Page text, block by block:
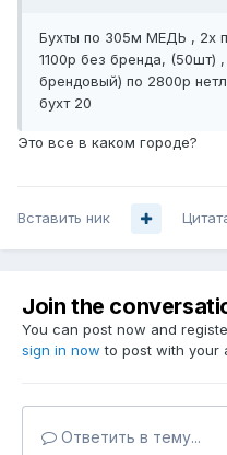
Бухты по 305м МЕДЬ , 2х
1100р без бренда, (50шт)
брендовый) по 2800р
бухт 20
Это все в каком городе?
Вставить ник
Join the
You can post now and
sign in now to post with your
Ответить в тему...